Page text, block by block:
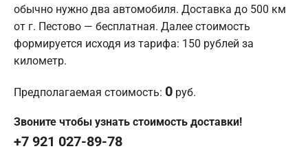
обычно нужно два автомобиля. Доставка до 500 км
от г. Пестово — бесплатная. Далее стоимость
формируется исходя из тарифа: 150 рублей за
километр.
Предполагаемая стоимость: 0 руб.
Звоните чтобы узнать стоимость доставки!
+7 921 027-89-78